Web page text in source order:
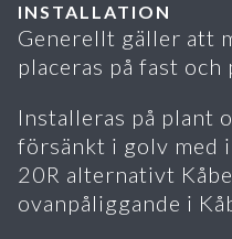
INSTALLATION
Generellt gäller att
placeras på fast
Installeras på plant
försänkt i golv med
20R alternativt
ovanpåliggande i